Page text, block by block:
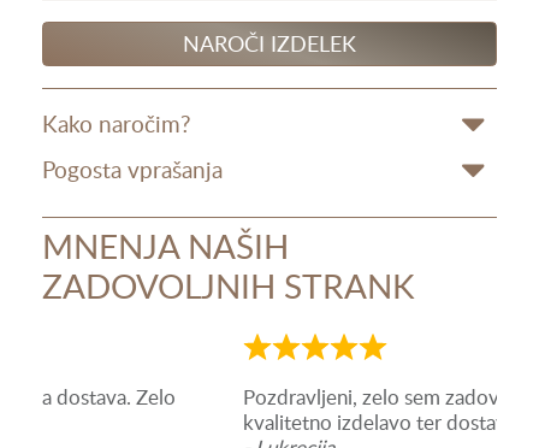
NAROČI IZDELEK
Kako naročim?
Pogosta vprašanja
MNENJA NAŠIH
ZADOVOLJNIH STRANK
od
Pozdravljeni, zelo sem zadovoljna s hitro in
kvalitetno izdelavo ter dostavo. Lukrecija
od
5-